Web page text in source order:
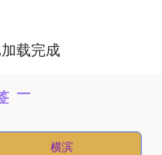
载完成
横滨